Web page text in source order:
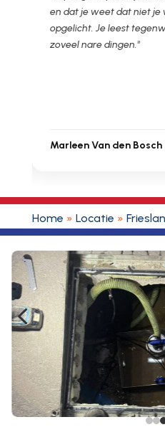
en nu al opgelost voor
vooraf besproken
hoor."
Michiel
Home » Locatie »
4